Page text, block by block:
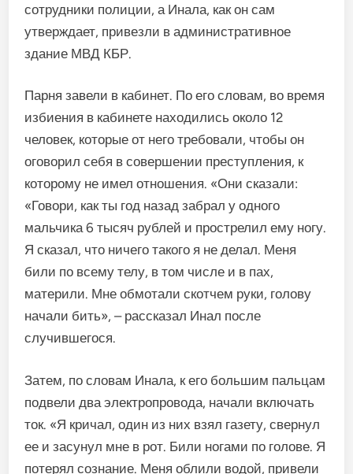
сотрудники полиции, а Инала, как он сам
утверждает, привезли в административное
здание МВД КБР.
Парня завели в кабинет. По его словам, во время
избиения в кабинете находились около 12
человек, которые от него требовали, чтобы он
оговорил себя в совершении преступления, к
которому не имел отношения. «Они сказали:
«Говори, как ты год назад забрал у одного
мальчика 6 тысяч рублей и прострелил ему ногу.
Я сказал, что ничего такого я не делал. Меня
били по всему телу, в том числе и в пах,
материли. Мне обмотали скотчем руки, голову
начали бить», – рассказал Инал после
случившегося.
Затем, по словам Инала, к его большим пальцам
подвели два электропровода, начали включать
ток. «Я кричал, один из них взял газету, свернул
ее и засунул мне в рот. Били ногами по голове. Я
потерял сознание. Меня облили водой, привели